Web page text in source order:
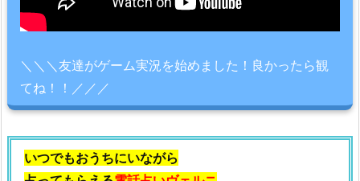
＼＼＼友達がゲーム実況を始めました！良かったら観
てね！！／／／
いつでもおうちにいながら